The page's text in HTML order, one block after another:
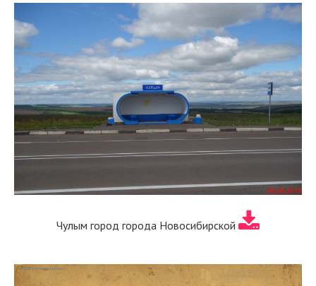
Чулым город города Новосибирской